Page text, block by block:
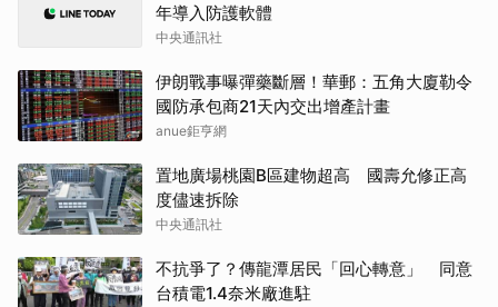
年導入防護軟體
中央通訊社
伊朗戰事曝彈藥斷層！華郵：五角大廈勒令
國防承包商21天內交出增產計畫
anue鉅亨網
置地廣場桃園B區建物超高 國壽允修正高
度儘速拆除
中央通訊社
不抗爭了？傳龍潭居民「回心轉意」 同意
台積電1.4奈米廠進駐